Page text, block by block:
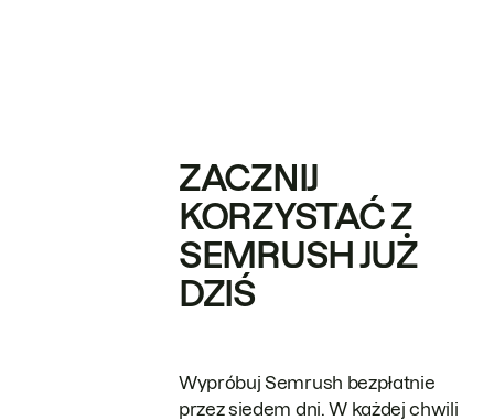
ZACZNIJ
KORZYSTAĆ Z
SEMRUSH JUŻ
DZIŚ
Wypróbuj Semrush bezpłatnie
przez siedem dni. W każdej chwili